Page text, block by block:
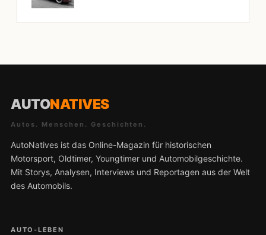
AUTONATIVES
Autos. Menschen. Geschichten.
AutoNatives ist das Online-Magazin für historischen
Motorsport, Oldtimer, Youngtimer und Automobilgeschichte.
Mit Storys, Analysen, Interviews und Reportagen aus der Welt
des Automobils.
AUTO-LEBEN